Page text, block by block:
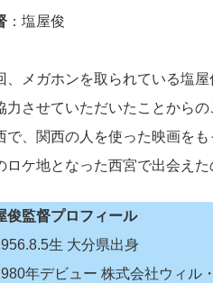
：塩屋俊
、メガホンを取られている塩
力させていただいたことからの
で、関西の人を使った映画を
ロケ地となった西宮で出会えた
俊監督プロフィール
生 大分県出身
年デビュー 株式会社ウィル